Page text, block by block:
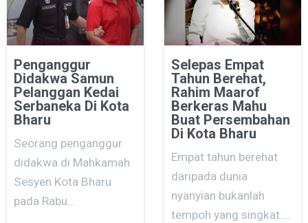
Penganggur
Didakwa Samun
Pelanggan Kedai
Serbaneka Di Kota
Bharu
Seorang penganggur
didakwa di Mahkamah
Sesyen Kota Bharu
pada Rabu…
Selepas Empat
Tahun Berehat,
Rahim Maarof
Berkeras Mahu
Buat Persembahan
Di Kota Bharu
Empat tahun berehat
daripada dunia
nyanyian bukanlah
tempoh yang singkat.…